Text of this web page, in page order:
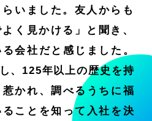
いました。友人からも
く見かける」と聞き、
会社だと感じました。
、125年以上の歴史を持
かれ、調べるうちに福
ことを知って入社を決